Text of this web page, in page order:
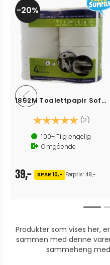
20%
1852M Toalettpapir Soft (4pk)
Karakter: (2) 5.0
100+Tilgjengelig
Omgående
39,- SPAR 10,- Førpris: 49,-
Produkter som vises her,
sammen med denne
sammeheng